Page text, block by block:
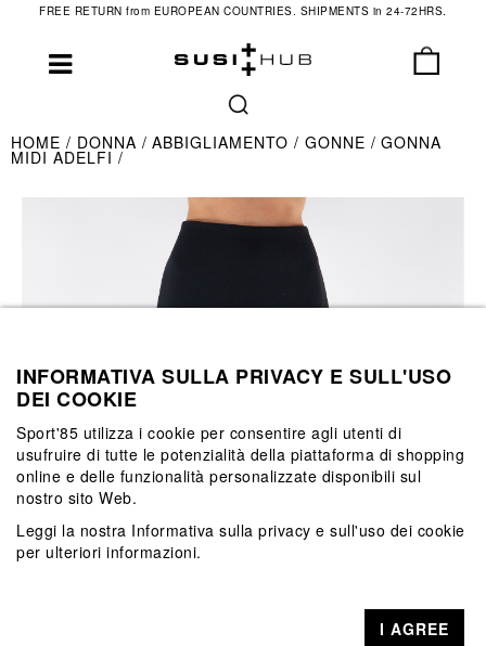
FREE RETURN from EUROPEAN COUNTRIES. SHIPMENTS in 24-72HRS.
HOME DONNA ABBIGLIAMENTO GONNE GONNA
MIDI ADELFI
INFORMATIVA SULLA PRIVACY E SULL'USO
DEI COOKIE
Sport'85 utilizza i cookie per consentire agli utenti di
usufruire di tutte le potenzialità della piattaforma di shopping
online e delle funzionalità personalizzate disponibili sul
nostro sito Web.
Leggi la nostra Informativa sulla privacy e sull'uso dei cookie
per ulteriori informazioni.
I AGREE